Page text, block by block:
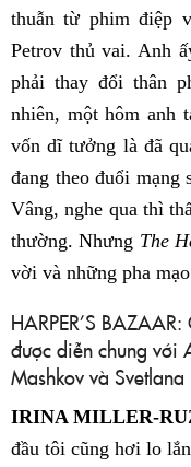
thuẫn từ phim điệp
Petrov thủ vai. Anh
phải thay đổi thân
nhiên, một hôm anh
vốn dĩ tưởng là đã
đang theo đuổi mạng
Vâng, nghe qua thì
thường. Nhưng The
vời và những pha
HARPER’S
được diễn chung với
Mashkov và
IRINA MILLER-
đầu tôi cũng hơi lo